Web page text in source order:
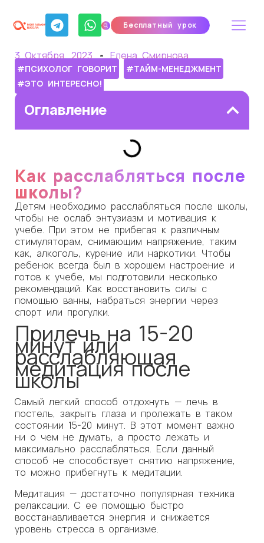
Бесплатный урок
3 Октября, 2023 Елена Смирнова
#ПСИХОЛОГ ГОВОРИТ
#ТАЙМ-МЕНЕДЖМЕНТ
#ЭТО ИНТЕРЕСНО!
Оглавление
Как расслабляться после
школы?
Детям необходимо расслабляться после школы,
чтобы не ослаб энтузиазм и мотивация к
учебе. При этом не прибегая к различным
стимуляторам, снимающим напряжение, таким
как, алкоголь, курение или наркотики. Чтобы
ребенок всегда был в хорошем настроение и
готов к учебе, мы подготовили несколько
рекомендаций. Как восстановить силы с
помощью ванны, набраться энергии через
спорт или прогулки.
Прилечь на 15-20
минут или
расслабляющая
медитация после
школы
Самый легкий способ отдохнуть — лечь в
постель, закрыть глаза и пролежать в таком
состоянии 15-20 минут. В этот момент важно
ни о чем не думать, а просто лежать и
максимально расслабляться. Если данный
способ не способствует снятию напряжение,
то можно прибегнуть к медитации.
Медитация — достаточно популярная техника
релаксации. С ее помощью быстро
восстанавливается энергия и снижается
уровень стресса в организме.